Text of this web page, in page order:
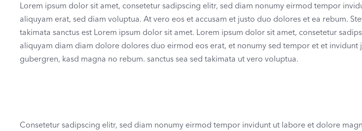
Lorem ipsum dolor sit amet, consetetur sadipscing elitr, sed diam nonumy eirmod tempor
aliquyam erat, sed diam voluptua. At vero eos et accusam et justo duo dolores et ea rebum.
takimata sanctus est Lorem ipsum dolor sit amet. Lorem ipsum dolor sit amet, consetetur
aliquyam diam diam dolore dolores duo eirmod eos erat, et nonumy sed tempor et et invidunt
gubergren, kasd magna no rebum. sanctus sea sed takimata ut vero voluptua.
Consetetur sadipscing elitr, sed diam nonumy eirmod tempor invidunt ut labore et dolore